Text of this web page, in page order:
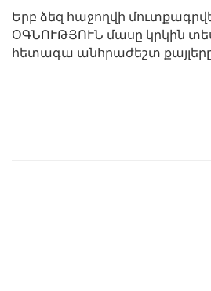
Երբ ձեզ հաջողվի
ՕԳՆՈՒԹՅՈՒՆ մասը կրկին
հետագա անհրաժեշտ